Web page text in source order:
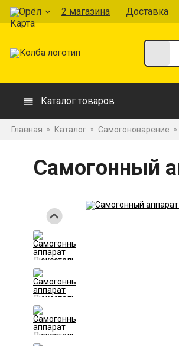
Орёл 2 магазина Доставка
Каталог товаров
Главная » Каталог » Самогоноварение »
Самогонный